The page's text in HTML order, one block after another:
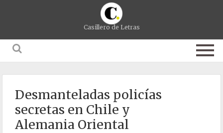
Casillero de Letras
Desmanteladas policías
secretas en Chile y
Alemania Oriental